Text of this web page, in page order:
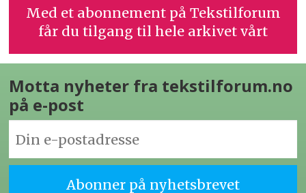
Med et abonnement på Tekstilforum
får du tilgang til hele arkivet vårt
Motta nyheter fra tekstilforum.no
på e-post